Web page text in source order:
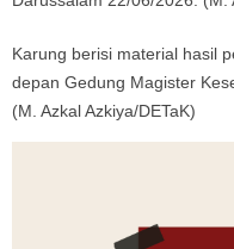
Karung berisi material hasil
depan Gedung Magister
(M. Azkal Azkiya/DETaK)